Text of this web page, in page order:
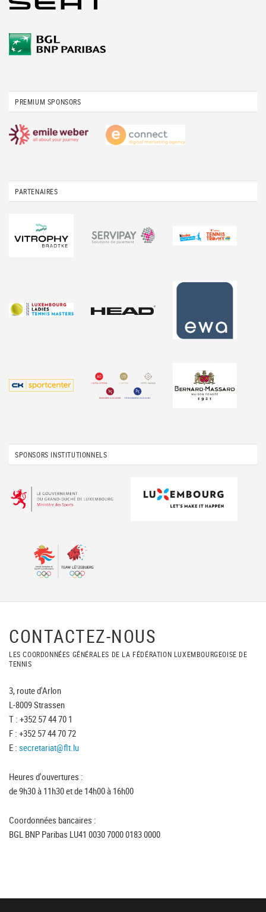
PREMIUM SPONSORS
PARTENAIRES
SPONSORS INSTITUTIONNELS
CONTACTEZ-NOUS
LES COORDONNÉES GÉNÉRALES DE LA FÉDÉRATION LUXEMBOURGEOISE DE
TENNIS
3, route d'Arlon
L-8009 Strassen
T : +352 57 44 70 1
F : +352 57 44 70 72
E : secretariat@flt.lu
Heures d'ouvertures :
de 9h30 à 11h30 et de 14h00 à 16h00
Coordonnées bancaires :
BGL BNP Paribas LU41 0030 7000 0183 0000